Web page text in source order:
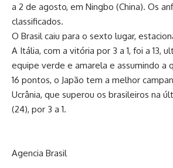
a 2 de agosto, em Ningbo (China). Os
classificados.
O Brasil caiu para o sexto lugar,
A Itália, com a vitória por 3 a 1, foi a 13,
equipe verde e amarela e assumindo a
16 pontos, o Japão tem a melhor
Ucrânia, que superou os brasileiros na
(24), por 3 a 1.
Agencia Brasil